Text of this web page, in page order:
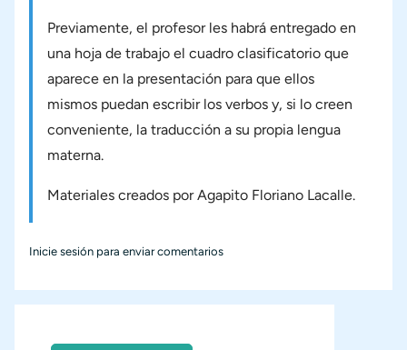
Previamente, el profesor les habrá entregado en
una hoja de trabajo el cuadro clasificatorio que
aparece en la presentación para que ellos
mismos puedan escribir los verbos y, si lo creen
conveniente, la traducción a su propia lengua
materna.
Materiales creados por Agapito Floriano Lacalle.
Inicie sesión para enviar comentarios